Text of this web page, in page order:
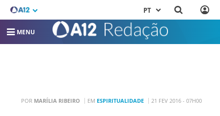
PT
MENU
POR MARÍLIA RIBEIRO EM ESPIRITUALIDADE 21 FEV 2016 - 07H00